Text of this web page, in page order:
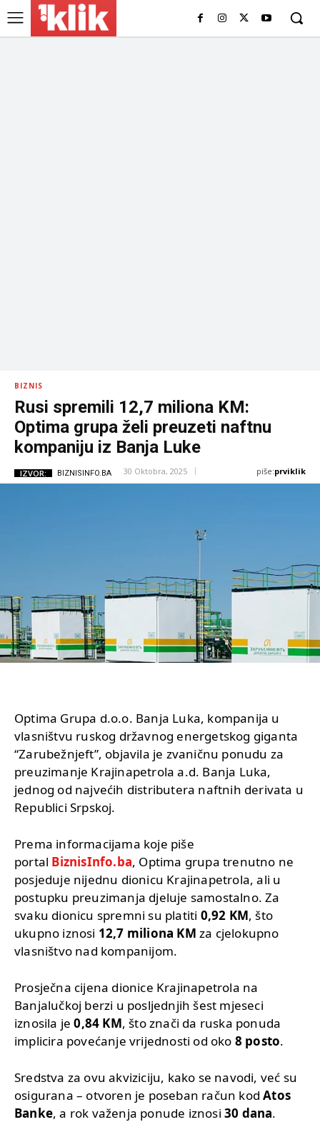
BIZNIS
Rusi spremili 12,7 miliona KM:
Optima grupa želi preuzeti naftnu
kompaniju iz Banja Luke
IZVOR: BIZNISINFO.BA 30 Oktobra, 2025 piše:prviklik
Optima Grupa d.o.o. Banja Luka, kompanija u
vlasništvu ruskog državnog energetskog giganta
“Zarubežnjeft”, objavila je zvaničnu ponudu za
preuzimanje Krajinapetrola a.d. Banja Luka,
jednog od najvećih distributera naftnih derivata u
Republici Srpskoj.
Prema informacijama koje piše
portal BiznisInfo.ba, Optima grupa trenutno ne
posjeduje nijednu dionicu Krajinapetrola, ali u
postupku preuzimanja djeluje samostalno. Za
svaku dionicu spremni su platiti 0,92 KM, što
ukupno iznosi 12,7 miliona KM za cjelokupno
vlasništvo nad kompanijom.
Prosječna cijena dionice Krajinapetrola na
Banjalučkoj berzi u posljednjih šest mjeseci
iznosila je0,84 KM, što znači da ruska ponuda
implicira povećanje vrijednosti od oko 8 posto.
Sredstva za ovu akviziciju, kako se navodi, već su
osigurana – otvoren je poseban račun kodAtos
Banke, a rok važenja ponude iznosi 30 dana.